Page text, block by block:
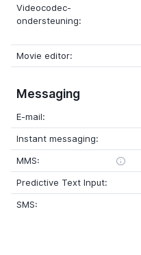
Videocodec-
ondersteuning:
Movie editor:
Messaging
E-mail:
Instant messaging:
MMS:
Predictive Text Input:
SMS: